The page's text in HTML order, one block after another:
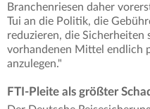
Branchenriesen daher
Tui an die Politik, die
reduzieren, die Sicherheiten
vorhandenen Mittel endlich
anzulegen."
FTI-Pleite als größter